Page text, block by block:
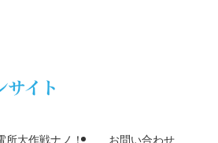
所大作戦ナノ！ お問い合わせ